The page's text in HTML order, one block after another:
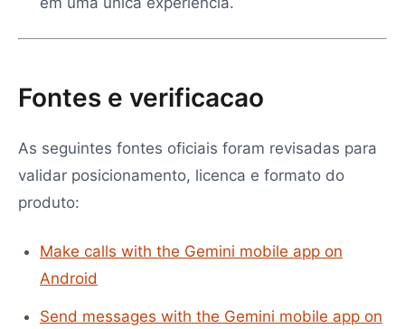
Fontes e verificacao
As seguintes fontes oficiais foram revisadas para
validar posicionamento, licenca e formato do
produto:
Make calls with the Gemini mobile app on
Android
Send messages with the Gemini mobile app on